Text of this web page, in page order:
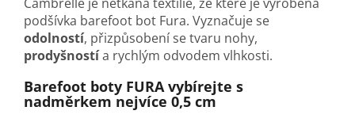
podšívka barefoot bot Fura. Vyznačuje se
odolností, přizpůsobení se tvaru nohy,
prodyšnostía rychlým odvodem vlhkosti.
Barefoot boty FURA vybírejte s
nadměrkem nejvíce 0,5 cm